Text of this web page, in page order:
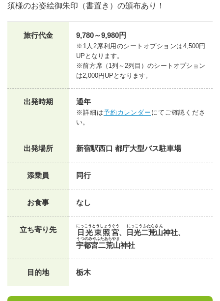
須様のお姿絵御朱印（書置き）の頒布あり！
旅行代金 9,780～9,980円
※1人2席利用のシートオプションは4,500円
UPとなります。
※前方席（1列～2列目）のシートオプション
は2,000円UPとなります。
出発時期 通年
※詳細は予約カレンダー にてご確認くださ
い。
出発場所 新宿駅西口 都庁大型バス駐車場
添乗員 同行
お食事 なし
立ち寄り先 日光東照宮
にっこうとうしょうぐう
、 日光二荒山
にっこうふたらさん
神社、
宇都宮二荒山
うつのみやふたあらやま
神社
目的地 栃木